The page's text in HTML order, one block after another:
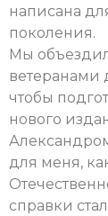
написана
поколения.
Мы
ветеранами
чтобы
нового
для меня,
справки